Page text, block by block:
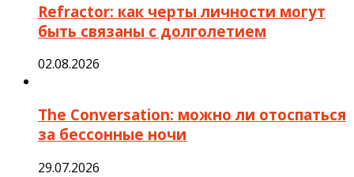
Refractor: как черты личности могут
быть связаны с долголетием
02.08.2026
The Conversation: можно ли отоспаться
за бессонные ночи
29.07.2026